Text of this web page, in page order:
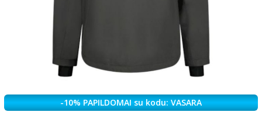
-10% PAPILDOMAI su kodu: VASARA